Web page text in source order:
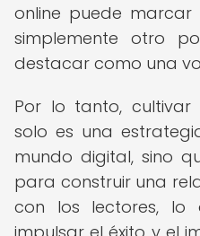
online puede
simplemente otro
destacar como una
Por lo tanto,
solo es una
mundo digital, sino
para construir una
con los lectores,